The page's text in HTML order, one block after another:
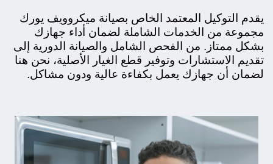
يقدم التوكيل المعتمد الخاص بصيانة ميكروويف يورك
مجموعة من الخدمات الشاملة لضمان أداء جهازك
بشكل ممتاز. من الفحص الشامل والصيانة الدورية إلى
تقديم الاستشارات وتوفير قطع الغيار الأصلية، نحن هنا
لضمان أن جهازك يعمل بكفاءة عالية ودون مشاكل.